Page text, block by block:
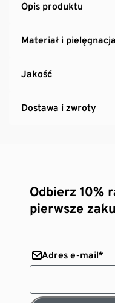
Opis produktu
Materiał i pielęgnacja
Jakość
Dostawa i zwroty
Odbierz 10%
pierwsze
Adres e-mail*